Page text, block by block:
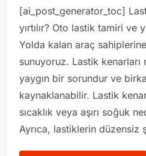
[ai_post_generator_toc]
yırtılır? Oto lastik tamiri ve
Yolda kalan araç
sunuyoruz. Lastik kenarları
yaygın bir sorundur ve
kaynaklanabilir. Lastik
sıcaklık veya aşırı soğuk
Ayrıca, lastiklerin düzensiz